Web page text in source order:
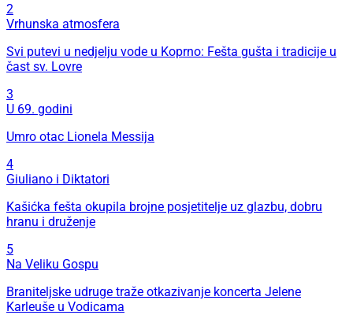
2
Vrhunska atmosfera
Svi putevi u nedjelju vode u Koprno: Fešta gušta i tradicije u
čast sv. Lovre
3
U 69. godini
Umro otac Lionela Messija
4
Giuliano i Diktatori
Kašićka fešta okupila brojne posjetitelje uz glazbu, dobru
hranu i druženje
5
Na Veliku Gospu
Braniteljske udruge traže otkazivanje koncerta Jelene
Karleuše u Vodicama